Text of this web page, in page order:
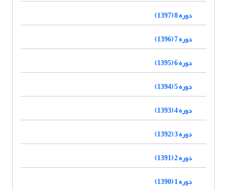
دوره 8 (1397)
دوره 7 (1396)
دوره 6 (1395)
دوره 5 (1394)
دوره 4 (1393)
دوره 3 (1392)
دوره 2 (1391)
دوره 1 (1390)